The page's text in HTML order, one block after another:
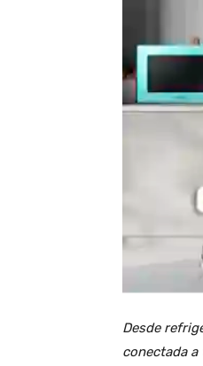
Desde
conectada